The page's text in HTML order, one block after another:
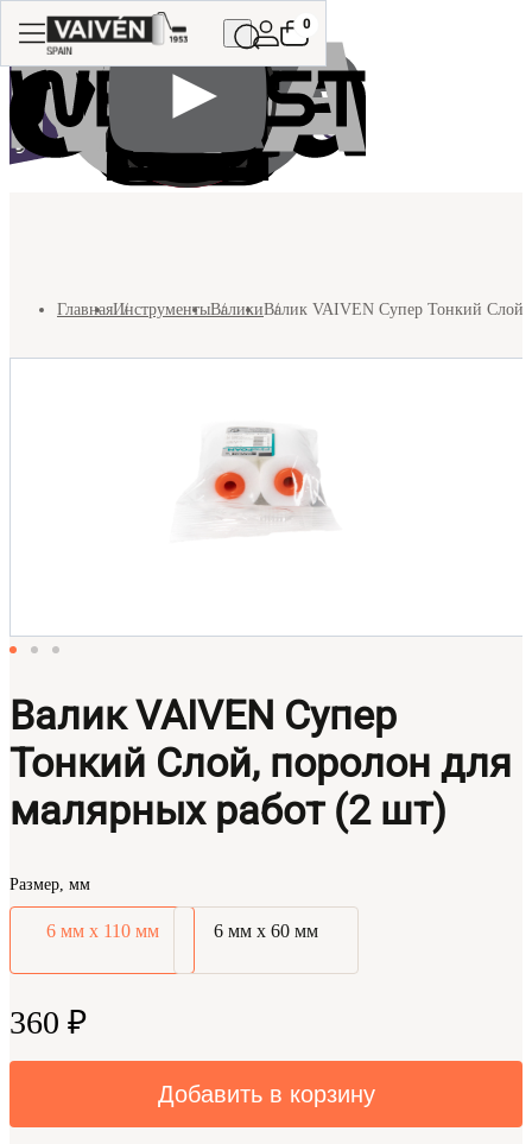
0
ГлавнаяИнструментыВаликиВалик VAIVEN Супер Тонкий Слой,
Валик VAIVEN Супер
Тонкий Слой, поролон для
малярных работ (2 шт)
Размер, мм
6 мм х 110 мм 6 мм х 60 мм
360 ₽
Добавить в корзину